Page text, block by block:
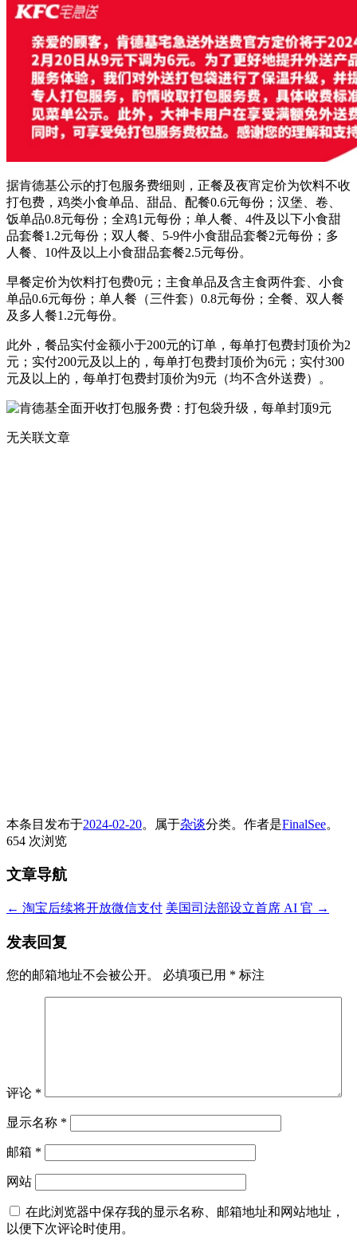
据肯德基公示的打包服务费细则，正餐及夜宵定价为饮料不收
打包费，鸡类小食单品、甜品、配餐0.6元每份；汉堡、卷、
饭单品0.8元每份；全鸡1元每份；单人餐、4件及以下小食甜
品套餐1.2元每份；双人餐、5-9件小食甜品套餐2元每份；多
人餐、10件及以上小食甜品套餐2.5元每份。
早餐定价为饮料打包费0元；主食单品及含主食两件套、小食
单品0.6元每份；单人餐（三件套）0.8元每份；全餐、双人餐
及多人餐1.2元每份。
此外，餐品实付金额小于200元的订单，每单打包费封顶价为2
元；实付200元及以上的，每单打包费封顶价为6元；实付300
元及以上的，每单打包费封顶价为9元（均不含外送费）。
无关联文章
本条目发布于2024-02-20。属于杂谈分类。 作者是FinalSee。
654 次浏览
文章导航
← 淘宝后续将开放微信支付 美国司法部设立首席 AI 官 →
发表回复
您的邮箱地址不会被公开。 必填项已用 * 标注
评论 *
显示名称 *
邮箱 *
网站
在此浏览器中保存我的显示名称、邮箱地址和网站地址，
以便下次评论时使用。